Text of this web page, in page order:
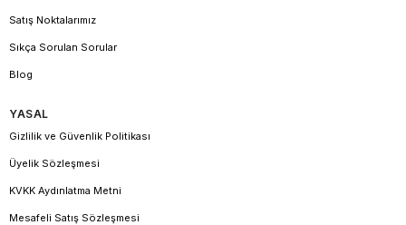
Satış Noktalarımız
Sıkça Sorulan Sorular
Blog
YASAL
Gizlilik ve Güvenlik Politikası
Üyelik Sözleşmesi
KVKK Aydınlatma Metni
Mesafeli Satış Sözleşmesi